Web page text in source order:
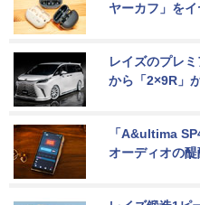
ヤーカフ」を
レイズのプレ
から「2×9R」
「A&ultima
オーディオの醍